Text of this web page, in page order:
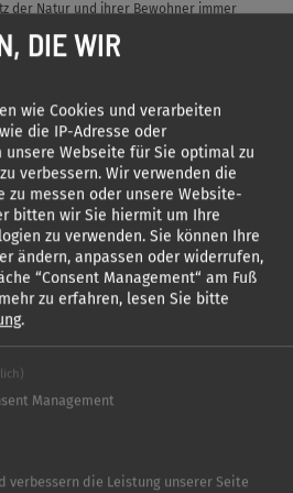
der Natur und ihrer Bewohner immer
die Schönheit und Vielfalt unseres
des Elefanten am 12. August bietet
zu kommen und die Elefanten als ein
zu würdigen.
in
DIE WIR
wie Cookies und verarbeiten
die IP-Adresse oder
Webseite für Sie optimal zu
verbessern. Wir verwenden die
zu messen oder unsere Website-
bitten wir Sie hiermit um Ihre
zu verwenden. Sie können Ihre
ändern, anpassen oder widerrufen,
“Consent Management“ am Fuß
zu erfahren, lesen Sie bitte
.
Management
verbessern die Leistung unserer Seite